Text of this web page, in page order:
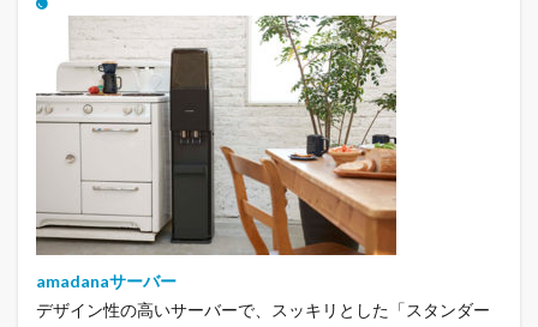
amadanaサーバー
デザイン性の高いサーバーで、スッキリとした「スタンダー